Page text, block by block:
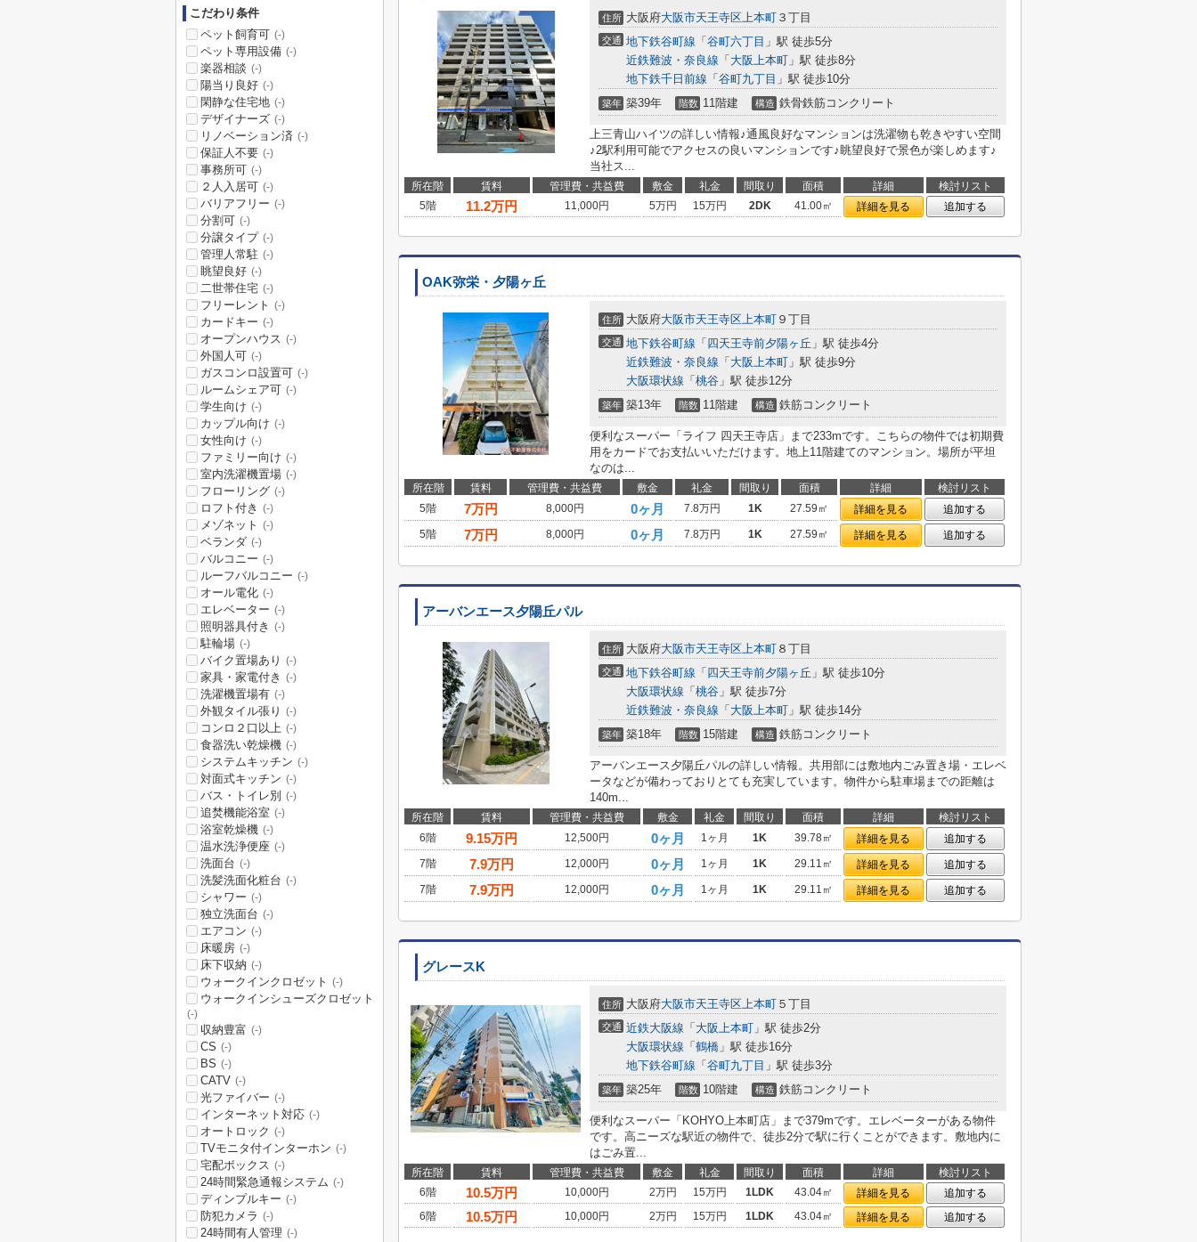
住所 大阪府大阪市天王寺区上本町 ３丁目
交通 地下鉄谷町線 「 谷町六丁目 」駅 徒歩5分
近鉄難波・奈良線 「 大阪上本町 」駅 徒歩8分
地下鉄千日前線 「 谷町九丁目 」駅 徒歩10分
築年 築39年 階数 11階建 構造 鉄骨鉄筋コンクリート
上三青山ハイツの詳しい情報♪通風良好なマンションは洗濯物も乾きやすい空間
♪2駅利用可能でアクセスの良いマンションです♪眺望良好で景色が楽しめます♪
当社ス...
所在階 賃料 管理費・共益費 敷金 礼金 間取り 面積 詳細
検討リスト
5階
11.2万円 11,000円 5万円 15万円 2DK 41.00㎡ 詳細を見る 追加する
OAK弥栄・夕陽ヶ丘
住所 大阪府大阪市天王寺区上本町 ９丁目
交通 地下鉄谷町線 「 四天王寺前夕陽ヶ丘 」駅 徒歩4分
近鉄難波・奈良線 「 大阪上本町 」駅 徒歩9分
大阪環状線 「 桃谷 」駅 徒歩12分
築年 築13年 階数 11階建 構造 鉄筋コンクリート
便利なスーパー「ライフ 四天王寺店」まで233mです。こちらの物件では初期費
用をカードでお支払いいただけます。地上11階建てのマンション。場所が平坦
なのは...
所在階 賃料 管理費・共益費 敷金 礼金 間取り 面積 詳細
検討リスト
5階
7万円 8,000円 0ヶ月 7.8万円 1K 27.59㎡ 詳細を見る
追加する
5階
7万円 8,000円 0ヶ月 7.8万円 1K 27.59㎡ 詳細を見る 追加する
アーバンエース夕陽丘パル
住所 大阪府大阪市天王寺区上本町 ８丁目
交通 地下鉄谷町線 「 四天王寺前夕陽ヶ丘 」駅 徒歩10分
大阪環状線 「 桃谷 」駅 徒歩7分
近鉄難波・奈良線 「 大阪上本町 」駅 徒歩14分
築年 築18年 階数 15階建 構造 鉄筋コンクリート
アーバンエース夕陽丘パルの詳しい情報。共用部には敷地内ごみ置き場・エレベ
ータなどが備わっておりとても充実しています。物件から駐車場までの距離は
140m...
所在階 賃料 管理費・共益費 敷金 礼金 間取り 面積 詳細
検討リスト
6階
9.15万円 12,500円 0ヶ月 1ヶ月 1K 39.78㎡ 詳細を見る
追加する
7階
7.9万円 12,000円 0ヶ月 1ヶ月 1K 29.11㎡ 詳細を見る
追加する
7階
7.9万円 12,000円 0ヶ月 1ヶ月 1K 29.11㎡ 詳細を見る 追加する
グレースK
住所 大阪府大阪市天王寺区上本町 ５丁目
交通 近鉄大阪線 「 大阪上本町 」駅 徒歩2分
大阪環状線 「 鶴橋 」駅 徒歩16分
地下鉄谷町線 「 谷町九丁目 」駅 徒歩3分
築年 築25年 階数 10階建 構造 鉄筋コンクリート
便利なスーパー「KOHYO上本町店」まで379mです。エレベーターがある物件
です。高ニーズな駅近の物件で、徒歩2分で駅に行くことができます。敷地内に
はごみ置...
所在階 賃料 管理費・共益費 敷金 礼金 間取り 面積 詳細
検討リスト
6階
10.5万円 10,000円 2万円 15万円 1LDK 43.04㎡ 詳細を見る
追加する
6階
10.5万円 10,000円 2万円 15万円 1LDK 43.04㎡ 詳細を見る 追加する
こだわり条件
ペット飼育可 (-)
ペット専用設備 (-)
楽器相談 (-)
陽当り良好 (-)
閑静な住宅地 (-)
デザイナーズ (-)
リノベーション済 (-)
保証人不要 (-)
事務所可 (-)
２人入居可 (-)
バリアフリー (-)
分割可 (-)
分譲タイプ (-)
管理人常駐 (-)
眺望良好 (-)
二世帯住宅 (-)
フリーレント (-)
カードキー (-)
オープンハウス (-)
外国人可 (-)
ガスコンロ設置可 (-)
ルームシェア可 (-)
学生向け (-)
カップル向け (-)
女性向け (-)
ファミリー向け (-)
室内洗濯機置場 (-)
フローリング (-)
ロフト付き (-)
メゾネット (-)
ベランダ (-)
バルコニー (-)
ルーフバルコニー (-)
オール電化 (-)
エレベーター (-)
照明器具付き (-)
駐輪場 (-)
バイク置場あり (-)
家具・家電付き (-)
洗濯機置場有 (-)
外観タイル張り (-)
コンロ２口以上 (-)
食器洗い乾燥機 (-)
システムキッチン (-)
対面式キッチン (-)
バス・トイレ別 (-)
追焚機能浴室 (-)
浴室乾燥機 (-)
温水洗浄便座 (-)
洗面台 (-)
洗髪洗面化粧台 (-)
シャワー (-)
独立洗面台 (-)
エアコン (-)
床暖房 (-)
床下収納 (-)
ウォークインクロゼット (-)
ウォークインシューズクロゼット
(-)
収納豊富 (-)
CS (-)
BS (-)
CATV (-)
光ファイバー (-)
インターネット対応 (-)
オートロック (-)
TVモニタ付インターホン (-)
宅配ボックス (-)
24時間緊急通報システム (-)
ディンプルキー (-)
防犯カメラ (-)
24時間有人管理 (-)